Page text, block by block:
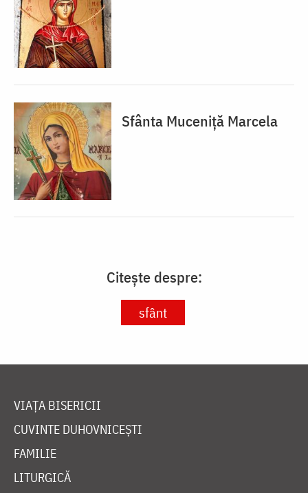
Sfânta Muceniță Marcela
Citește despre:
sfânt
VIAȚA BISERICII
CUVINTE DUHOVNICEȘTI
FAMILIE
LITURGICĂ